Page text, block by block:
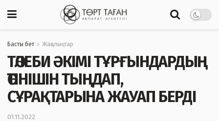
Басты бет Жаңалықтар
ТӨЛЕБИ ӘКІМІ ТҰРҒЫНДАРДЫҢ
ӨТІНІШІН ТЫҢДАП,
СҰРАҚТАРЫНА ЖАУАП БЕРДІ
01.11.2022